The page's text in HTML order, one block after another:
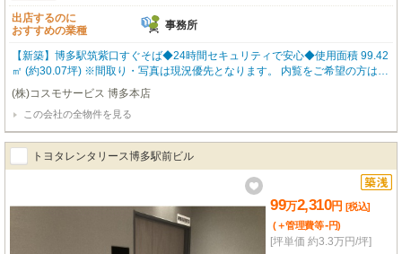
出店するのに
おすすめの業種
事務所
【新築】博多駅筑紫口すぐそば◆24時間セキュリティで安心◆使用面積 99.42
㎡ (約30.07坪) ※間取り・写真は現況優先となります。 内覧をご希望の方はお
気軽にお申し付けください！ 福岡の物件全てご紹介出来ます！！何でもご相
談下さい♪
(株)コスモサービス 博多本店
この会社の全物件を見る
トヨタレンタリース博多駅前ビル
99万2,310円 [税込]
(＋管理費等-円)
[坪単価 約3.3万円/坪]